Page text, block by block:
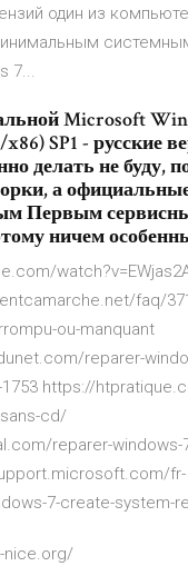
один из
7...
Microsoft
SP1 - русские
делать не буду,
а
Первым
ничем
faq/
ou-manquant
reparer-
https://
cd/
reparer-windows-
fr-
7-create-system-
nice.org/